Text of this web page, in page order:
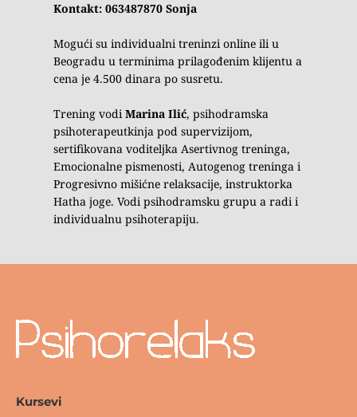
Kontakt: 063487870 Sonja
Mogući su individualni treninzi online ili u
Beogradu u terminima prilagođenim klijentu a
cena je 4.500 dinara po susretu.
Trening vodi Marina Ilić, psihodramska
psihoterapeutkinja pod supervizijom,
sertifikovana voditeljka Asertivnog treninga,
Emocionalne pismenosti, Autogenog treninga i
Progresivno mišićne relaksacije, instruktorka
Hatha joge. Vodi psihodramsku grupu a radi i
individualnu psihoterapiju.
Kursevi